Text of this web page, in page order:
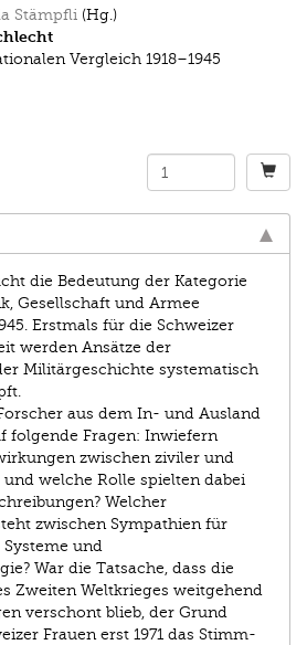
Stämpfli (Hg.)
Vergleich 1918–1945
die Bedeutung der Kategorie
Gesellschaft und Armee
Erstmals für die Schweizer
werden Ansätze der
Militärgeschichte systematisch
aus dem In- und Ausland
folgende Fragen: Inwiefern
zwischen ziviler und
welche Rolle spielten dabei
Welcher
zwischen Sympathien für
und
War die Tatsache, dass die
Zweiten Weltkrieges weitgehend
verschont blieb, der Grund
Frauen erst 1971 das Stimm-